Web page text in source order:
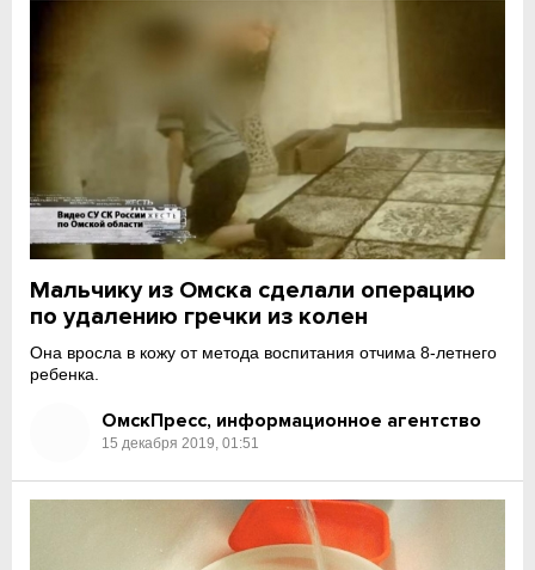
Мальчику из Омска сделали операцию
по удалению гречки из колен
Она вросла в кожу от метода воспитания отчима 8-летнего
ребенка.
ОмскПресс, информационное агентство
15 декабря 2019, 01:51